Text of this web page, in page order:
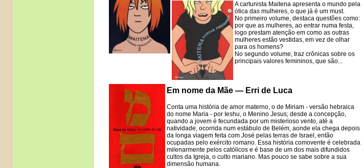
A cartunista Maitena apresenta o mundo pela
ótica das mulheres, o que já é um must.
No primeiro volume, destaca questões como:
por que as mulheres, ao entrar numa festa,
logo prestam atenção em como as outras
mulheres estão vestidas, em vez de olhar
para os homens?
No segundo volume, traz crônicas sobre os
principais valores femininos, que são...
Em nome da Mãe — Erri de Luca
Conta uma história de amor materno, o de Miriam - versão hebraica
do nome Maria - por Ieshu, o Menino Jesus; desde a concepção,
quando a jovem é fecundada por um misterioso vento, até a
natividade, ocorrida num estábulo de Belém, aonde ela chega depois
da longa viagem feita com José pelas terras de Israel, então
ocupadas pelo exército romano. Essa história comovente é celebrada
milenarmente pelos católicos e é base de um dos mais difundidos
cultos da Igreja, o culto mariano. Mas pouco se sabe sobre a sua
dimensão humana.